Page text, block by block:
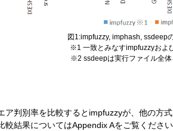
図1:impfuzzy, imphash, ssdeep
※1 一致とみなすimpfuzzyおよび
※2 ssdeepは実行ファイル全体
ア判別率を比較するとimpfuzzyが、他の方
較結果についてはAppendix Aをご覧ください